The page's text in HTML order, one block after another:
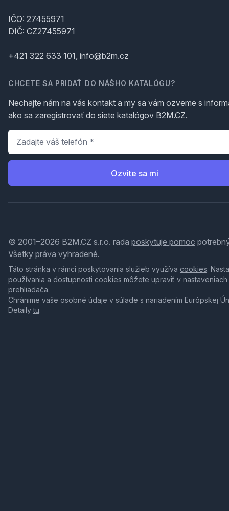
IČO: 27455971
DIČ: CZ27455971
+421 322 633 101, info@b2m.cz
CHCETE SA PRIDAŤ DO NÁŠHO KATALÓGU?
Nechajte nám na vás kontakt a my sa vám ozveme s
ako sa zaregistrovať do siete katalógov B2M.CZ.
Telefón
Ozvite sa mi
© 2001–2026 B2M.CZ s.r.o. rada poskytuje pomoc
Všetky práva vyhradené.
Táto stránka v rámci poskytovania služieb využíva cookies.
používania a dostupnosti cookies môžete upraviť v nastaveniach
prehliadača.
Chránime vaše osobné údaje v súlade s nariadením Európskej
Detailytu.